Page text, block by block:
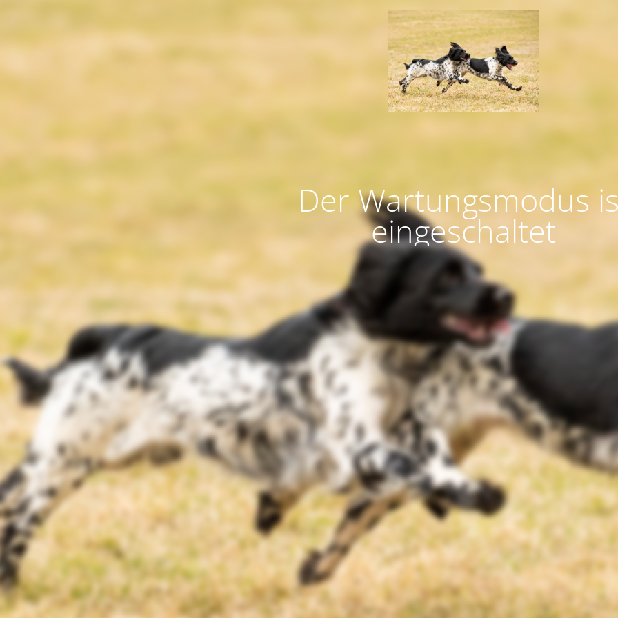
Der Wartungsmodus
eingeschaltet